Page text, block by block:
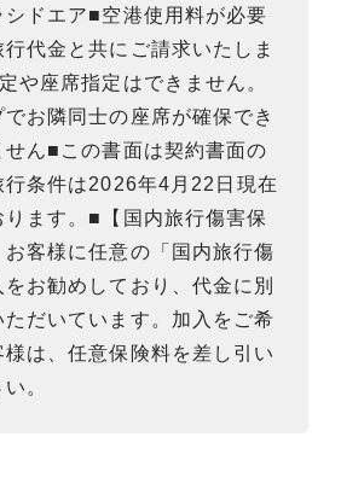
シドエア■空港使用料が必要
代金と共にご請求いたしま
や座席指定はできません。
お隣同士の座席が確保でき
せん■この書面は契約書面の
行条件は2026年4月22日現在
ります。■【国内旅行傷害保
お客様に任意の「国内旅行傷
お勧めしており、代金に別
だいています。加入をご希
は、任意保険料を差し引い
。